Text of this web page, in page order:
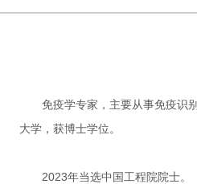
免疫学专家，主要从事免疫识别
大学，获博士学位。
2023年当选中国工程院院士。